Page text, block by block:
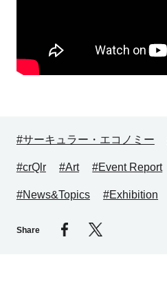
#サーキュラー・エコノミー
#crQlr #Art #Event Report
#News&Topics #Exhibition
Share